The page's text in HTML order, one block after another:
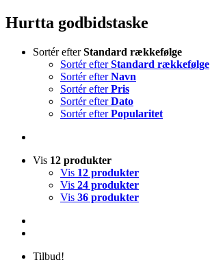
Hurtta godbidstaske
Sortér efterStandard rækkefølge
Sortér efterStandard rækkefølge
Sortér efterNavn
Sortér efterPris
Sortér efterDato
Sortér efterPopularitet
Vis 12 produkter
Vis 12 produkter
Vis 24 produkter
Vis 36 produkter
Tilbud!